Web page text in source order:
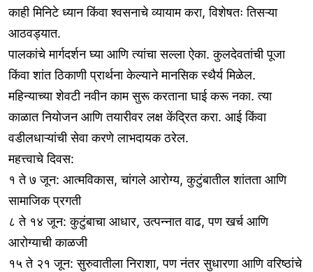
काही मिनिटे ध्यान किंवा श्वसनाचे व्यायाम करा, विशेषतः तिसऱ्या
आठवड्यात.
पालकांचे मार्गदर्शन घ्या आणि त्यांचा सल्ला ऐका. कुलदेवतांची पूजा
किंवा शांत ठिकाणी प्रार्थना केल्याने मानसिक स्थैर्य मिळेल.
महिन्याच्या शेवटी नवीन काम सुरू करताना घाई करू नका. त्या
काळात नियोजन आणि तयारीवर लक्ष केंद्रित करा. आई किंवा
वडीलधाऱ्यांची सेवा करणे लाभदायक ठरेल.
महत्त्वाचे दिवस:
१ ते ७ जून: आत्मविकास, चांगले आरोग्य, कुटुंबातील शांतता आणि
सामाजिक प्रगती
८ ते १४ जून: कुटुंबाचा आधार, उत्पन्नात वाढ, पण खर्च आणि
आरोग्याची काळजी
१५ ते २१ जून: सुरुवातीला निराशा, पण नंतर सुधारणा आणि वरिष्ठांचे